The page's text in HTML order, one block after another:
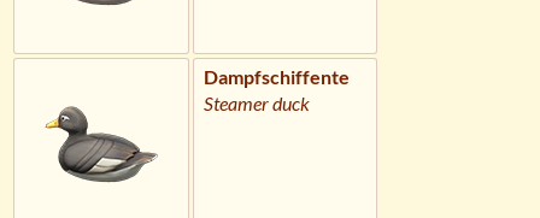
Dampfschiffente
Steamer duck